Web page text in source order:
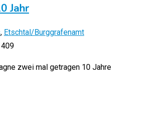
Jahr
, Etschtal/Burggrafenamt
zwei mal getragen 10 Jahre